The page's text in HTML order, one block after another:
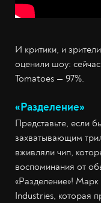
И критики, и
оценили шоу:
Tomatoes — 97%.
«Разделение»
Представьте, если
захватывающим
вживляли чип,
воспоминания от
«Разделение»!
Industries, которая